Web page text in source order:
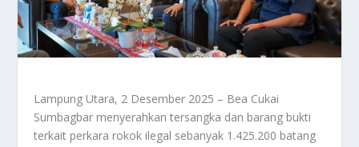
Lampung Utara, 2 Desember 2025 – Bea Cukai
Sumbagbar menyerahkan tersangka dan barang bukti
terkait perkara rokok ilegal sebanyak 1.425.200 batang